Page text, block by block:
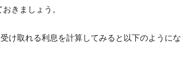
きましょう。
け取れる利息を計算してみると以下のようにな